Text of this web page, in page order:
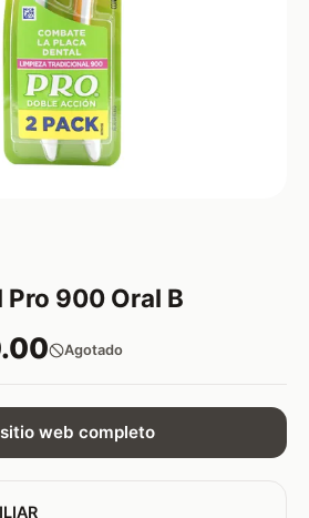
900 Oral B
Agotado
web completo